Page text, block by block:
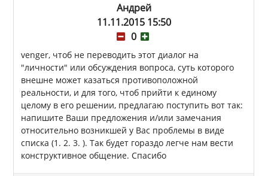
Андрей
11.11.2015 15:50
0
venger, чтоб не переводить этот диалог на
"личности" или обсуждения вопроса, суть которого
внешне может казаться противоположной
реальности, и для того, чтоб прийти к единому
целому в его решении, предлагаю поступить вот так:
напишите Ваши предложения и/или замечания
относительно возникшей у Вас проблемы в виде
списка (1. 2. 3. ). Так будет гораздо легче нам вести
конструктивное общение. Спасибо